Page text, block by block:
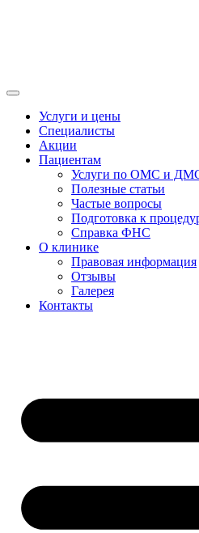
Услуги и цены
Специалисты
Акции
Пациентам
Услуги по ОМС и
Полезные статьи
Частые вопросы
Подготовка к
Справка ФНС
О клинике
Правовая информация
Отзывы
Галерея
Контакты